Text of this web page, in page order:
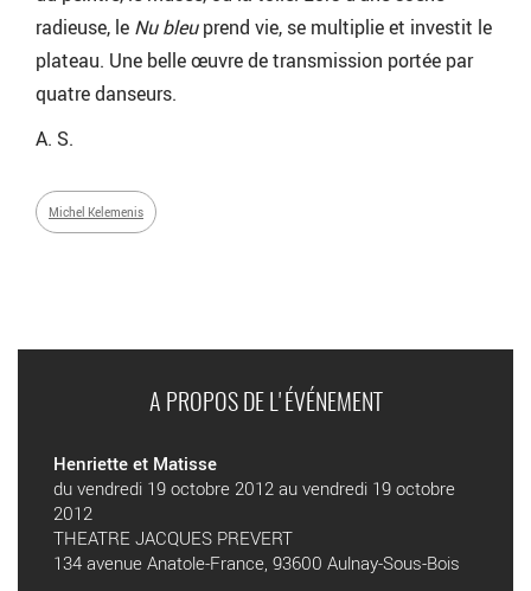
radieuse, le Nu bleuprend vie, se multiplie et investit le
plateau. Une belle œuvre de transmission portée par
quatre danseurs.
A. S.
Michel Kelemenis
A PROPOS DE L'ÉVÉNEMENT
Henriette et Matisse
du vendredi 19 octobre 2012 au vendredi 19 octobre
2012
THEATRE JACQUES PREVERT
134 avenue Anatole-France, 93600 Aulnay-Sous-Bois